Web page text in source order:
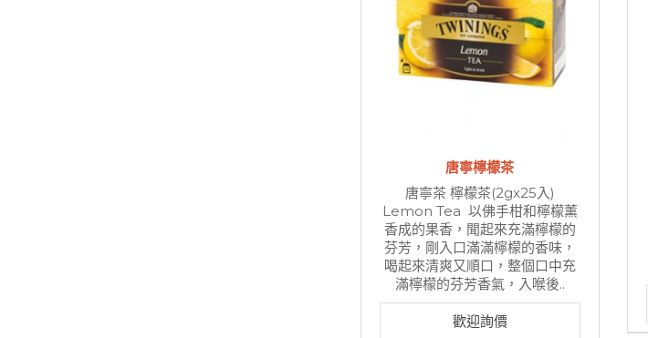
唐寧檸檬茶
唐寧茶 檸檬茶(2gx25入)
Lemon Tea 以佛手柑和檸檬薰
香成的果香，聞起來充滿檸檬的
芬芳，剛入口滿滿檸檬的香味，
喝起來清爽又順口，整個口中充
滿檸檬的芬芳香氣，入喉後..
歡迎詢價